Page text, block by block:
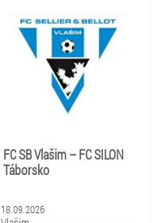
FC SB Vlašim – FC SILON
Táborsko
18.09.2026